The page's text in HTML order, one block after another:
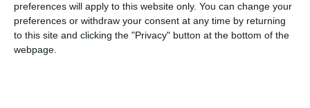
preferences will apply to this website only. You can change your
preferences or withdraw your consent at any time by returning
to this site and clicking the "Privacy" button at the bottom of the
webpage.
Ti-a placut articolul?